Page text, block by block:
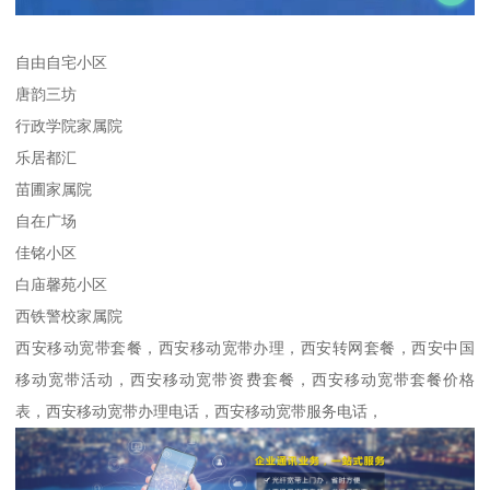
自由自宅小区
唐韵三坊
行政学院家属院
乐居都汇
苗圃家属院
自在广场
佳铭小区
白庙馨苑小区
西铁警校家属院
西安移动宽带套餐，西安移动宽带办理，西安转网套餐，西安中国
移动宽带活动，西安移动宽带资费套餐，西安移动宽带套餐价格
表，西安移动宽带办理电话，西安移动宽带服务电话，